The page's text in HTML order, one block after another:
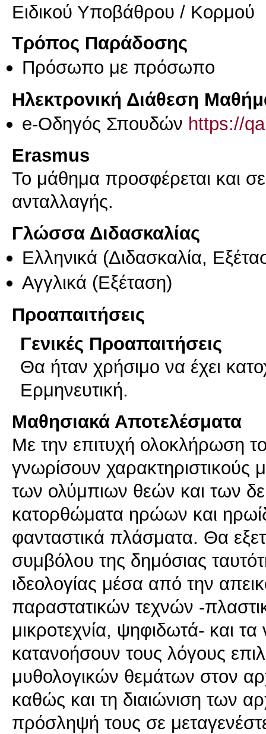
Ειδικού Υποβάθρου / Κορμού
Τρόπος Παράδοσης
Πρόσωπο με πρόσωπο
Ηλεκτρονική Διάθεση
e-Οδηγός Σπουδών https://
Erasmus
Το μάθημα προσφέρεται και
ανταλλαγής.
Γλώσσα Διδασκαλίας
Ελληνικά (Διδασκαλία,
Αγγλικά (Εξέταση)
Προαπαιτήσεις
Γενικές Προαπαιτήσεις
Θα ήταν χρήσιμο να έχει
Ερμηνευτική.
Μαθησιακά Αποτελέσματα
Με την επιτυχή ολοκλήρωση
γνωρίσουν χαρακτηριστικούς
των ολύμπιων θεών και των
κατορθώματα ηρώων και
φανταστικά πλάσματα. Θα
συμβόλου της δημόσιας
ιδεολογίας μέσα από την
παραστατικών τεχνών -
μικροτεχνία, ψηφιδωτά- και
κατανοήσουν τους λόγους
μυθολογικών θεμάτων στον
καθώς και τη διαιώνιση των
πρόσληψή τους σε